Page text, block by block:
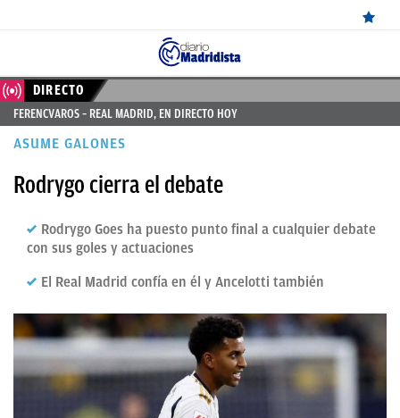
ÚLTIMAS
NOTICIAS
MADRID
BALONCESTO
CANTERA
FICHAJES
DIRECTO
FEMENINO
PAPARAZZI
DIRECTO
FERENCVAROS – REAL MADRID, EN DIRECTO HOY
ASUME GALONES
Rodrygo cierra el debate
Rodrygo Goes ha puesto punto final a cualquier debate
con sus goles y actuaciones
El Real Madrid confía en él y Ancelotti también